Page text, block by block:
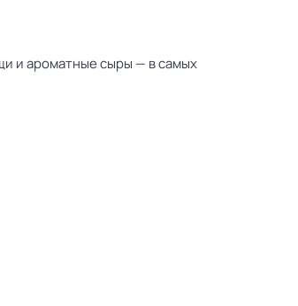
и ароматные сыры — в самых